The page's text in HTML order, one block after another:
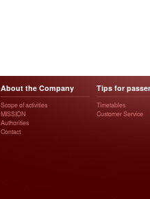
About the Company
Scope of activities
MISSION
Authorities
Contact
Tips for
Timetables
Customer Service